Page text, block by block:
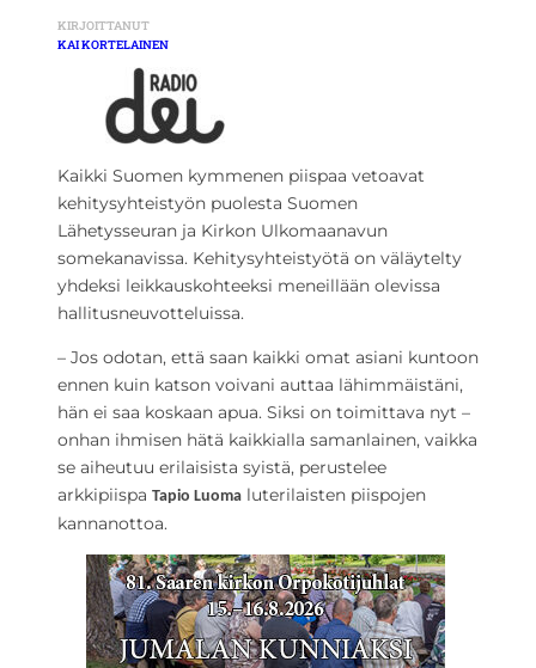
KIRJOITTANUT
KAI KORTELAINEN
Kaikki Suomen kymmenen piispaa vetoavat
kehitysyhteistyön puolesta Suomen
Lähetysseuran ja Kirkon Ulkomaanavun
somekanavissa. Kehitysyhteistyötä on väläytelty
yhdeksi leikkauskohteeksi meneillään olevissa
hallitusneuvotteluissa.
– Jos odotan, että saan kaikki omat asiani kuntoon
ennen kuin katson voivani auttaa lähimmäistäni,
hän ei saa koskaan apua. Siksi on toimittava nyt –
onhan ihmisen hätä kaikkialla samanlainen, vaikka
se aiheutuu erilaisista syistä, perustelee
arkkipiispa Tapio Luoma luterilaisten piispojen
kannanottoa.